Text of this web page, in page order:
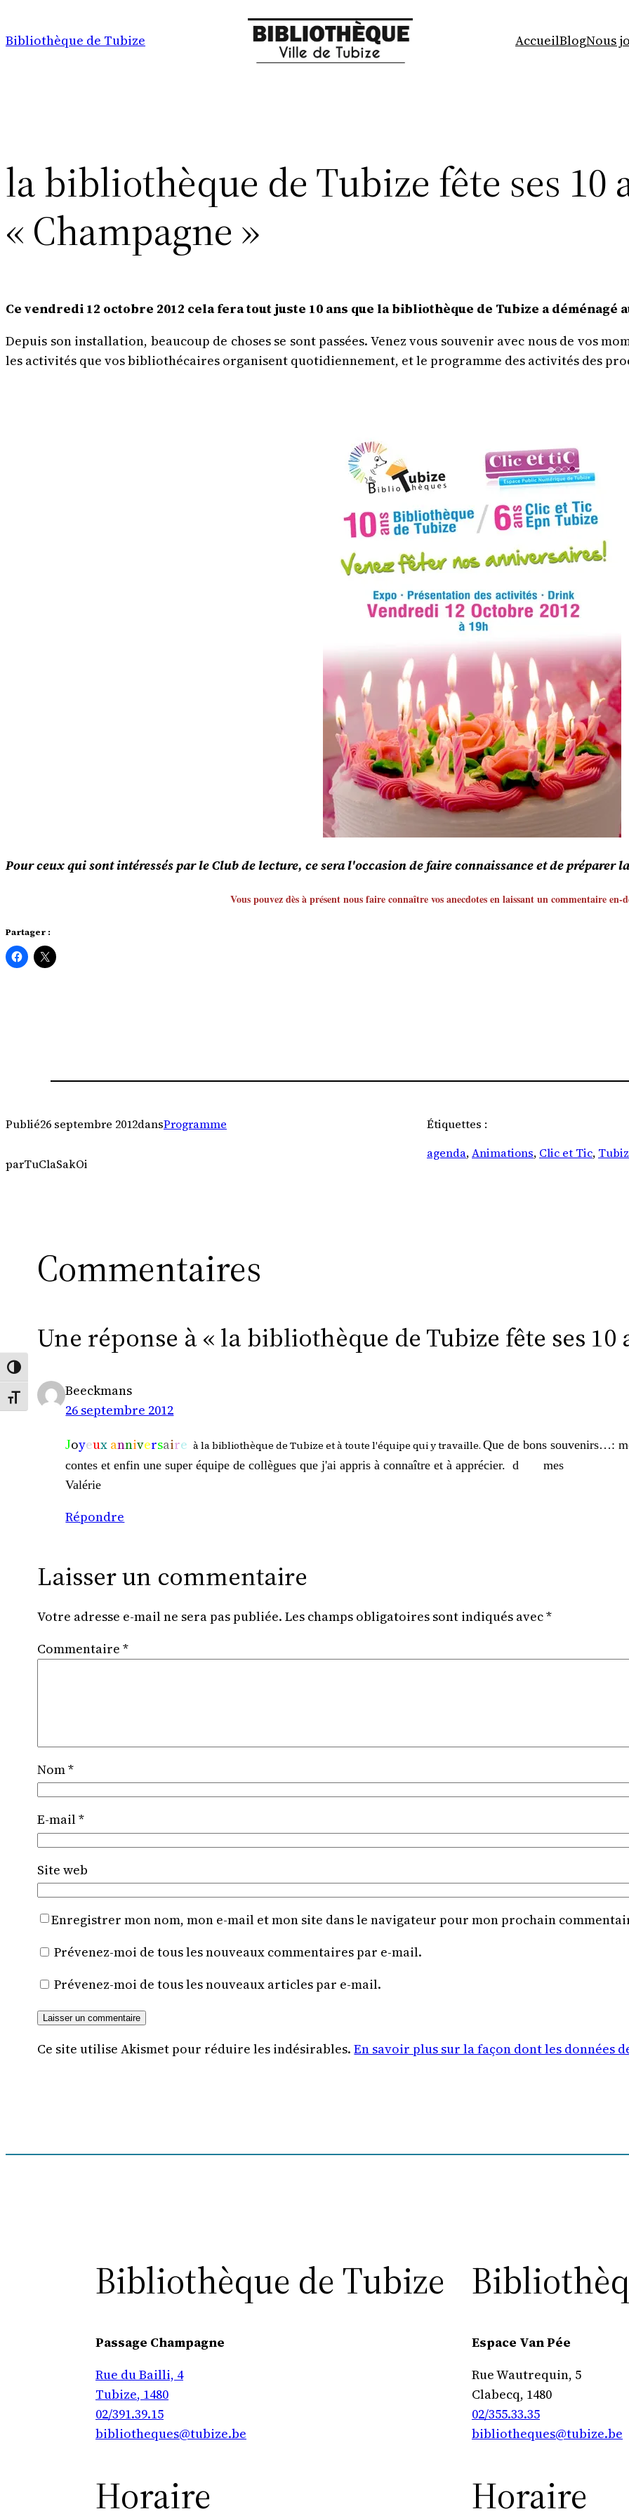
Passer en contraste élevé
Changer la taille de la police
au
Bibliothèque de Tubize AccueilBlogNous
la bibliothèque de Tubize fête ses 10
« Champagne »
Ce vendredi 12 octobre 2012 cela fera tout juste 10 ans que la bibliothèque de Tubize a déménagé
Depuis son installation, beaucoup de choses se sont passées. Venez vous souvenir avec nous de vos
les activités que vos bibliothécaires organisent quotidiennement, et le programme des activités des
Pour ceux qui sont intéressés par le Club de lecture, ce sera l'occasion de faire connaissance et de préparer
Vous pouvez dès à présent nous faire connaître vos anecdotes en laissant un commentaire en-
Partager :
Publié26 septembre 2012dansProgramme
parTuClaSakOi
Étiquettes :
agenda, Animations, Clic et Tic,
Commentaires
Une réponse à « la bibliothèque de Tubize fête ses 10
Beeckmans
26 septembre 2012
Joyeux anniversaire à la bibliothèque de Tubize et à toute l'équipe qui y travaille.Que de bons souvenirs…:
contes et enfin une super équipe de collègues que j'ai appris à connaître et à apprécier. d mes
Valérie
Répondre
Laisser un commentaire
Votre adresse e-mail ne sera pas publiée. Les champs obligatoires sont indiqués avec*
Commentaire*
Nom*
E-mail*
Site web
Enregistrer mon nom, mon e-mail et mon site dans le navigateur pour mon prochain
Prévenez-moi de tous les nouveaux commentaires par e-mail.
Prévenez-moi de tous les nouveaux articles par e-mail.
Ce site utilise Akismet pour réduire les indésirables.En savoir plus sur la façon dont les données
Bibliothèque de Tubize
Passage Champagne
Rue du Bailli, 4
Tubize, 1480
02/391.39.15
bibliotheques@tubize.be
Horaire
Espace Van Pée
Rue Wautrequin, 5
Clabecq, 1480
02/355.33.35
bibliotheques@tubize.be
Horaire